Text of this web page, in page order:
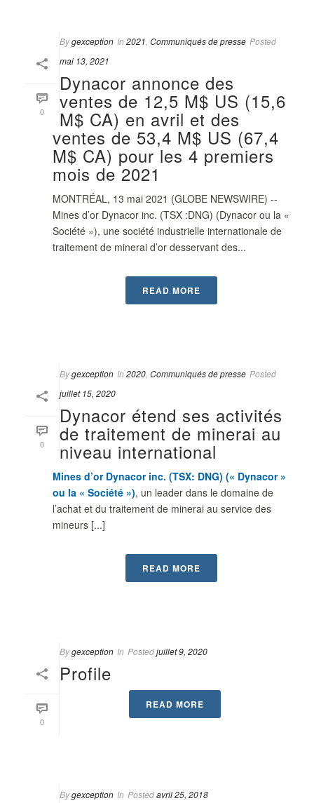
0
Bygexception In 2021 Communiqués de presse Posted
mai 13, 2021
Dynacor annonce des
ventes de 12,5 M$ US (15,6
M$ CA) en avril et des
ventes de 53,4 M$ US (67,4
M$ CA) pour les 4 premiers
mois de 2021
MONTRÉAL, 13 mai 2021 (GLOBE NEWSWIRE) --
Mines d’or Dynacor inc. (TSX :DNG) (Dynacor ou la «
Société »), une société industrielle internationale de
traitement de minerai d’or desservant des...
READ MORE
0
Bygexception In 2020 Communiqués de presse Posted
juillet 15, 2020
Dynacor étend ses activités
de traitement de minerai au
niveau international
Mines d’or Dynacor inc. (TSX: DNG) (« Dynacor »
ou la « Société »), un leader dans le domaine de
l’achat et du traitement de minerai au service des
mineurs [...]
READ MORE
0
Bygexception In Postedjuillet 9, 2020
Profile
READ MORE
Bygexception In Postedavril 25, 2018